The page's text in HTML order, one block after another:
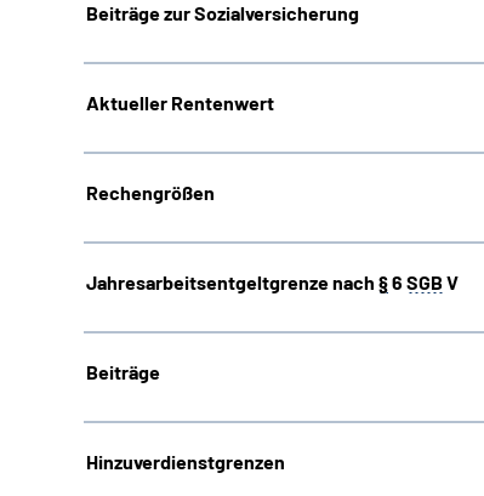
Beiträge zur Sozialversicherung
Aktueller Rentenwert
Rechengrößen
Jahresarbeitsentgeltgrenze nach §6 SGB V
Beiträge
Hinzuverdienstgrenzen